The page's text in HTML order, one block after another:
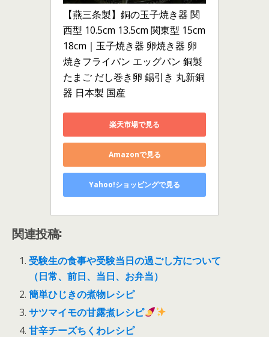
【燕三条製】銅の玉子焼き器 関
西型 10.5cm 13.5cm 関東型 15cm
18cm｜玉子焼き器 卵焼き器 卵
焼きフライパン エッグパン 銅製
たまご だし巻き卵 錫引き 丸新銅
器 日本製 国産
楽天市場で見る
Amazonで見る
Yahoo!ショッピングで見る
関連投稿:
受験生の食事や受験当日の過ごし方について
（日常、前日、当日、お弁当）
簡単ひじきの煮物レシピ
サツマイモの甘露煮レシピ
甘辛チーズちくわレシピ